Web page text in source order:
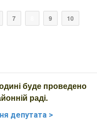
7 9
10
буде проведено
раді.
депутата >